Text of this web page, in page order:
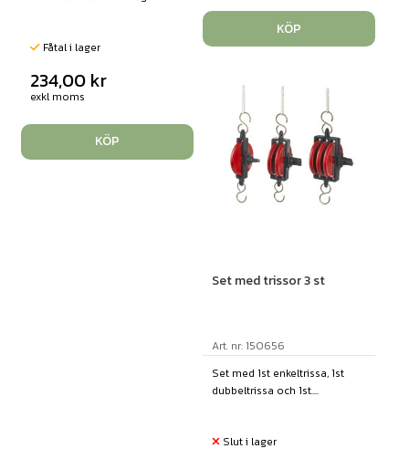
Fåtal i lager
234,00 kr
exkl moms
KÖP
KÖP
Set med trissor 3 st
Art. nr: 150656
Set med 1st enkeltrissa, 1st
dubbeltrissa och 1st....
Slut i lager